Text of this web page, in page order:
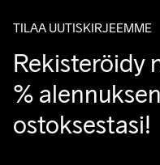
TILAA UUTISKIRJEEMME
Rekisteröidy
%
ostoksestasi!